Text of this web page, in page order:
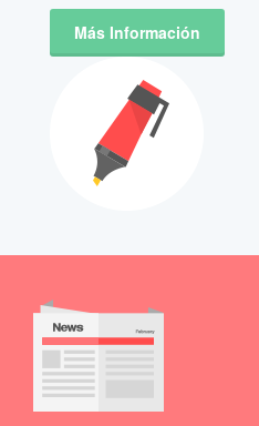
Más Información